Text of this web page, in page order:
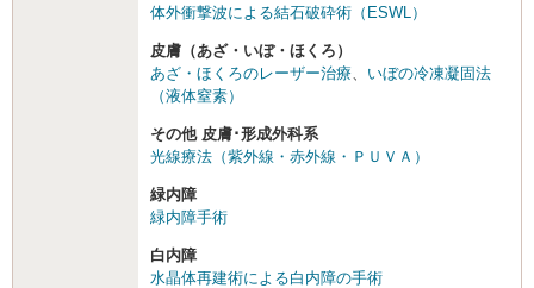
体外衝撃波による結石破砕術（ESWL）
皮膚（あざ・いぼ・ほくろ）
あざ・ほくろのレーザー治療
いぼの冷凍凝固法
（液体窒素）
その他 皮膚･形成外科系
光線療法（紫外線・赤外線・ＰＵＶＡ）
緑内障
緑内障手術
白内障
水晶体再建術による白内障の手術